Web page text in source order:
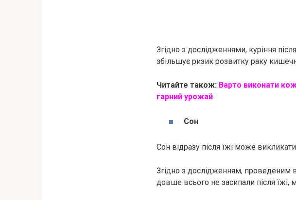
Згідно з дослідженнями, куріння
збільшує ризик розвитку раку
Читайте також: Варто виконати
гарний урожай
Сон
Сон відразу після їжі може
Згідно з дослідженням, проведеним
довше всього не засипали після їжі,